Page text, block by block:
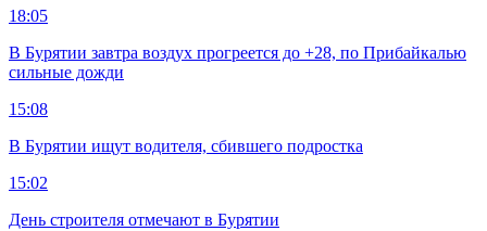
18:05
В Бурятии завтра воздух прогреется до +28, по Прибайкалью
сильные дожди
15:08
В Бурятии ищут водителя, сбившего подростка
15:02
День строителя отмечают в Бурятии